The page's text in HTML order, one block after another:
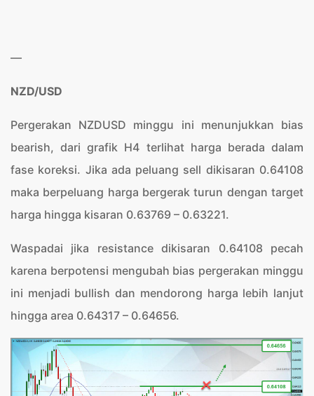
—
NZD/USD
Pergerakan NZDUSD minggu ini menunjukkan bias
bearish, dari grafik H4 terlihat harga berada dalam
fase koreksi. Jika ada peluang sell dikisaran 0.64108
maka berpeluang harga bergerak turun dengan target
harga hingga kisaran 0.63769 – 0.63221.
Waspadai jika resistance dikisaran 0.64108 pecah
karena berpotensi mengubah bias pergerakan minggu
ini menjadi bullish dan mendorong harga lebih lanjut
hingga area 0.64317 – 0.64656.